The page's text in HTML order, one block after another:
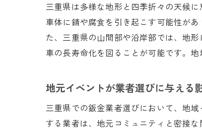
三重県は多様な地形と四季折々の天候
車体に錆や腐食を引き起こす可能性が
た、三重県の山間部や沿岸部では、地
車の長寿命化を図ることが可能です。
地元イベントが業者選びに与える
三重県での鈑金業者選びにおいて、地
する業者は、地元コミュニティと密接